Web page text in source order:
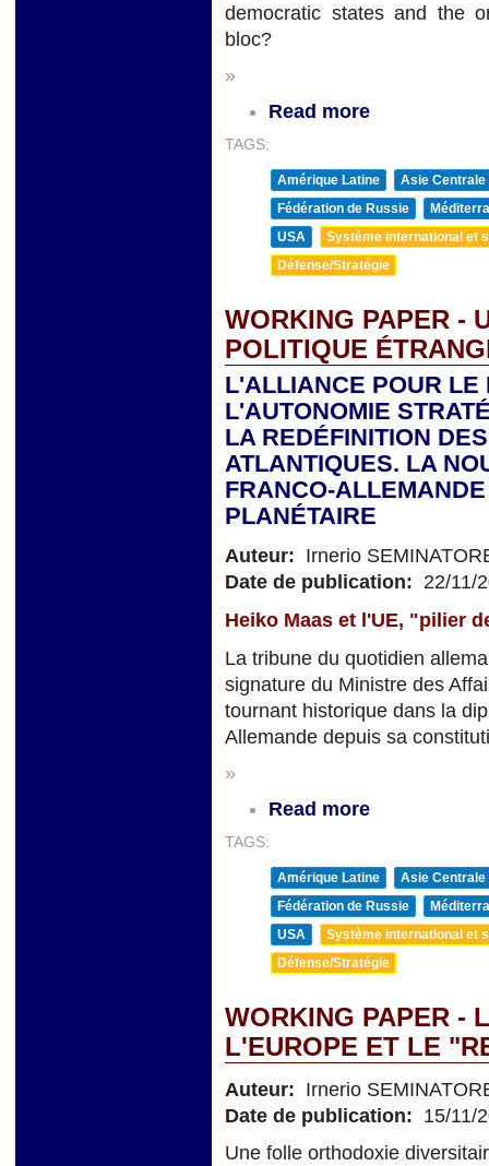
democratic states and the
bloc?
»
Read more
TAGS:
Amérique Latine
Asie Centrale
Fédération de Russie
USA
Système international et
Défense/Stratégie
WORKING PAPER -
POLITIQUE
L'ALLIANCE POUR LE
L'AUTONOMIE
LA REDÉFINITION
ATLANTIQUES. LA
FRANCO-
PLANÉTAIRE
Auteur: Irnerio
Date de publication: 22/11/
Heiko Maas et l'UE, "pilier
La tribune du quotidien
signature du Ministre des
tournant historique dans la
Allemande depuis sa
»
Read more
TAGS:
Amérique Latine
Asie Centrale
Fédération de Russie
USA
Système international et
Défense/Stratégie
WORKING PAPER -
L'EUROPE ET LE
Auteur: Irnerio
Date de publication: 15/11/
Une folle orthodoxie